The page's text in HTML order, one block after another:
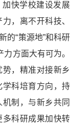
快学校建设发展
，离不开科技、
的“策源地”和科研
方面大有可为。
，精准对接新乡
科培育方向，持
制，与新乡共同
科研成果加快转